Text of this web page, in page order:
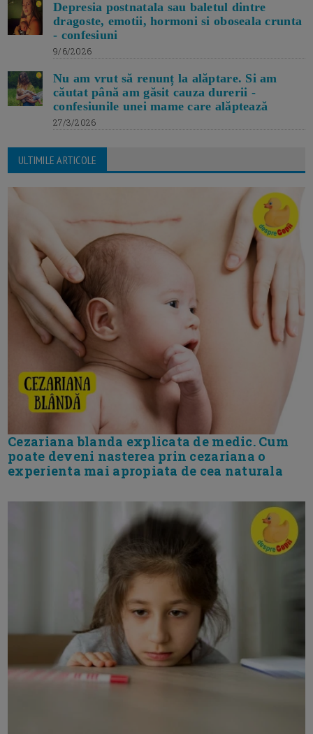
Depresia postnatala sau baletul dintre
dragoste, emotii, hormoni si oboseala crunta
- confesiuni
9/6/2026
Nu am vrut să renunț la alăptare. Si am
căutat până am găsit cauza durerii -
confesiunile unei mame care alăptează
27/3/2026
ULTIMILE ARTICOLE
Cezariana blanda explicata de medic. Cum
poate deveni nasterea prin cezariana o
experienta mai apropiata de cea naturala